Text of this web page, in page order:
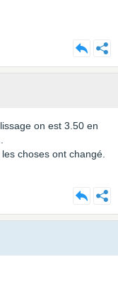
on est 3.50 en
choses ont changé.